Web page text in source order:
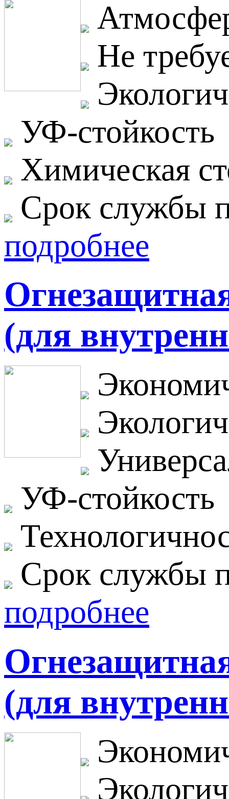
Не
УФ-стойкость
Химическая
Срок службы
подробнее
(для
УФ-стойкость
Срок службы
подробнее
(для